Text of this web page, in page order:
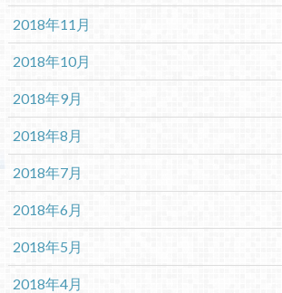
2018年11月
2018年10月
2018年9月
2018年8月
2018年7月
2018年6月
2018年5月
2018年4月